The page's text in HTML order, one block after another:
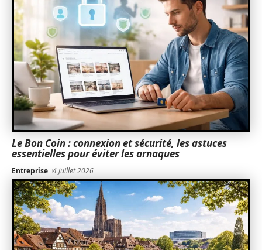
Le Bon Coin : connexion et sécurité, les astuces
essentielles pour éviter les arnaques
Entreprise 4 juillet 2026